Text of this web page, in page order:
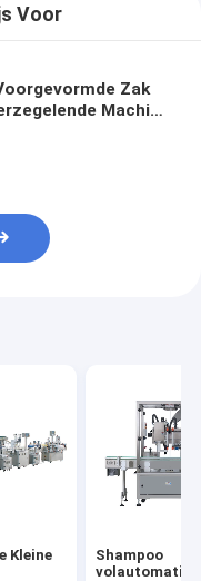
Voor
Zak
Machine
Kleine
Shampoo